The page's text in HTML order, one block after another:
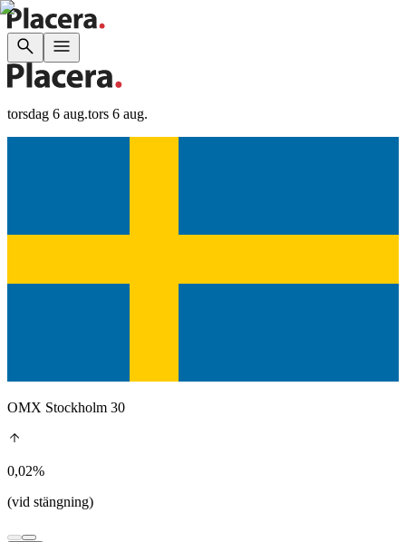
torsdag 6 aug.tors 6 aug.
OMX Stockholm 30
0,02%
(vid stängning)